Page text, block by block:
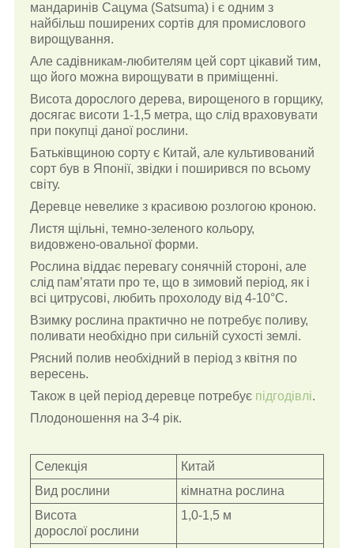
мандаринів Сацума (Satsuma) і є одним з
найбільш поширених сортів для промислового
вирощування.
Але садівникам-любителям цей сорт цікавий тим,
що його можна вирощувати в приміщенні.
Висота дорослого дерева, вирощеного в горщику,
досягає висоти 1-1,5 метра, що слід враховувати
при покупці даної рослини.
Батьківщиною сорту є Китай, але культивований
сорт був в Японії, звідки і поширився по всьому
світу.
Деревце невелике з красивою розлогою кроною.
Листя щільні, темно-зеленого кольору,
видовжено-овальної форми.
Рослина віддає перевагу сонячній стороні, але
слід пам’ятати про те, що в зимовий період, як і
всі цитрусові, любить прохолоду від 4-10°С.
Взимку рослина практично не потребує поливу,
поливати необхідно при сильній сухості землі.
Рясний полив необхідний в період з квітня по
вересень.
Також в цей період деревце потребує підгодівлі.
Плодоношення на 3-4 рік.
Селекція
Китай
Вид рослини
кімнатна рослина
Висота
дорослої рослини
1,0-1,5 м